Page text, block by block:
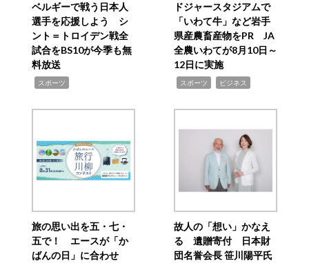
ベルギーで戦う日本人
選手を応援しよう シ
ント＝トロイデン戦全
試合をBS10が今季も無
料放送
スポーツ
ドジャースタジアムで
「いわて牛」など岩手
県産農畜産物をPR JA
全農いわてが8月10日～
12日に実施
スポーツ ビジネス
旅の思い出を五・七・
五で！ エースが「か
ばんの日」に合わせ
故人の「想い」かなえ
る 遺贈寄付 日本財
団名誉会長 笹川陽平氏